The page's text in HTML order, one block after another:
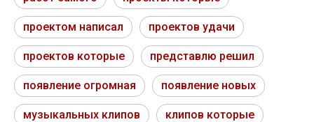
проектом написал проектов удачи
проектов которые представлю решил
появление огромная появление новых
музыкальных клипов клипов которые